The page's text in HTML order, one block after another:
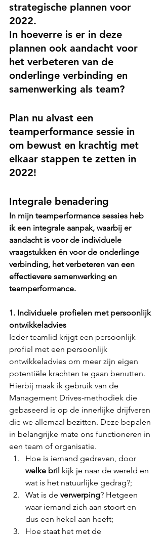
strategische plannen voor
2022.
In hoeverre is er in deze
plannen ook aandacht voor
het verbeteren van de
onderlinge verbinding en
samenwerking als team?
Plan nu alvast een
teamperformance sessie in
om bewust en krachtig met
elkaar stappen te zetten in
2022!
Integrale benadering
In mijn teamperformance sessies heb
ik een integrale aanpak, waarbij er
aandacht is voor de individuele
vraagstukken én voor de onderlinge
verbinding, het verbeteren van een
effectievere samenwerking en
teamperformance.
1. Individuele profielen met persoonlijk
ontwikkeladvies
Ieder teamlid krijgt een persoonlijk
profiel met een persoonlijk
ontwikkeladvies om meer zijn eigen
potentiële krachten te gaan benutten.
Hierbij maak ik gebruik van de
Management Drives-methodiek die
gebaseerd is op de innerlijke drijfveren
die we allemaal bezitten. Deze bepalen
in belangrijke mate ons functioneren in
een team of organisatie.
Hoe is iemand gedreven, door
welke bril kijk je naar de wereld en
wat is het natuurlijke gedrag?;
Wat is de verwerping? Hetgeen
waar iemand zich aan stoort en
dus een hekel aan heeft;
Hoe staat het met de